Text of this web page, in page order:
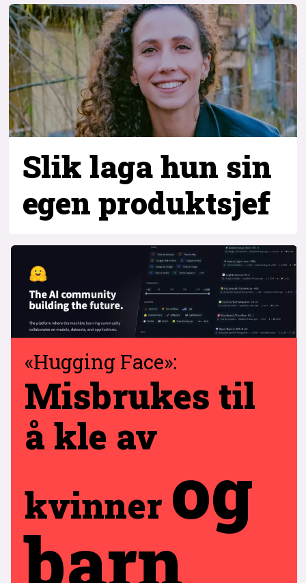
Slik laga hun sin
egen produktsjef
«Hugging Face»:
Misbrukes til
å kle av
kvinner og
barn